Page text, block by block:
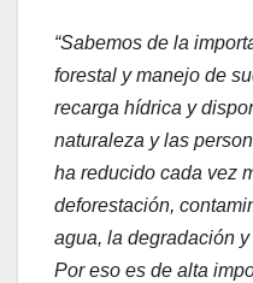
“Sabemos de la
forestal y manejo de
recarga hídrica y
naturaleza y las
ha reducido cada vez
deforestación,
agua, la degradación
Por eso es de alta